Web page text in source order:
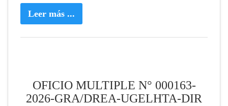
Leer más ...
OFICIO MULTIPLE N° 000163-
2026-GRA/DREA-UGELHTA-DIR